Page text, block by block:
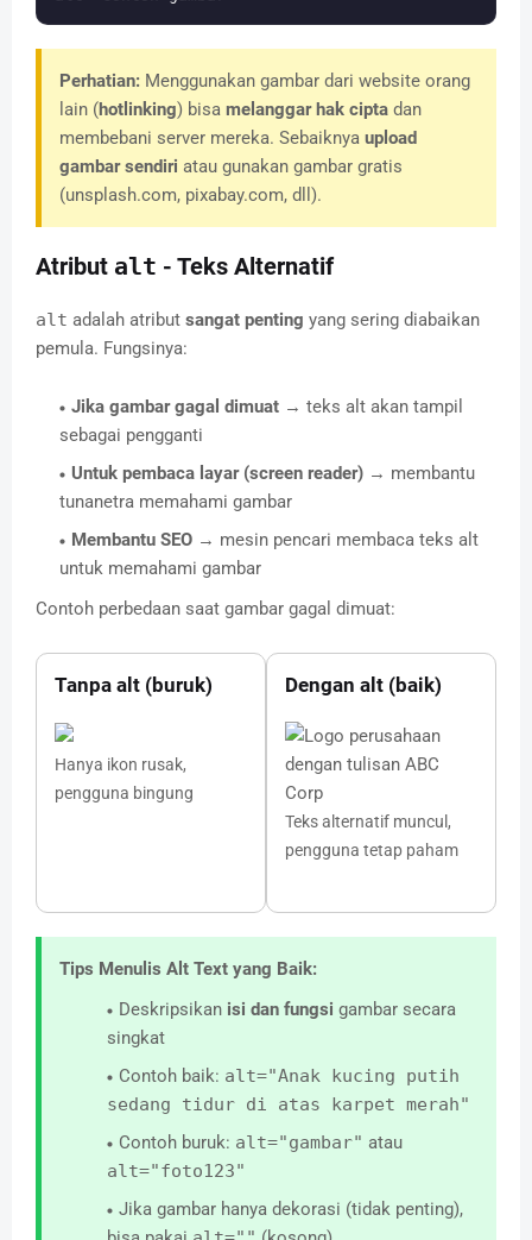
Perhatian: Menggunakan gambar dari website orang
lain (hotlinking) bisa melanggar hak cipta dan
membebani server mereka. Sebaiknya upload
gambar sendiri atau gunakan gambar gratis
(unsplash.com, pixabay.com, dll).
Atribut alt - Teks Alternatif
alt adalah atribut sangat penting yang sering diabaikan
pemula. Fungsinya:
Jika gambar gagal dimuat → teks alt akan tampil
sebagai pengganti
Untuk pembaca layar (screen reader) → membantu
tunanetra memahami gambar
Membantu SEO → mesin pencari membaca teks alt
untuk memahami gambar
Contoh perbedaan saat gambar gagal dimuat:
Tanpa alt (buruk)
Hanya ikon rusak,
pengguna bingung
Dengan alt (baik)
Teks alternatif muncul,
pengguna tetap paham
Tips Menulis Alt Text yang Baik:
Deskripsikan isi dan fungsi gambar secara
singkat
Contoh baik: alt="Anak kucing putih
sedang tidur di atas karpet merah"
Contoh buruk: alt="gambar" atau
alt="foto123"
Jika gambar hanya dekorasi (tidak penting),